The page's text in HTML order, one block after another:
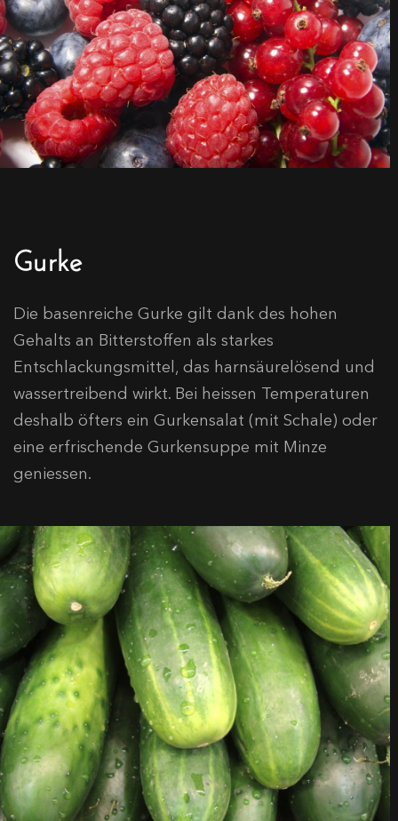
Gurke
Die basenreiche Gurke gilt dank des hohen
Gehalts an Bitterstoffen als starkes
Entschlackungsmittel, das harnsäurelösend und
wassertreibend wirkt. Bei heissen Temperaturen
deshalb öfters ein Gurkensalat (mit Schale) oder
eine erfrischende Gurkensuppe mit Minze
geniessen.